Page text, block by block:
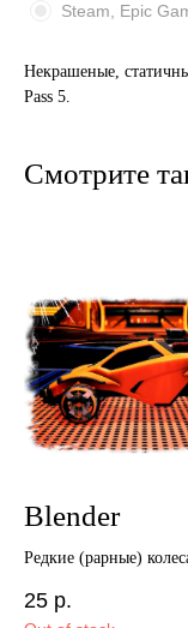
Steam, Epic
Некрашеные,
Pass 5.
Смотрите
Blender
Редкие (рарные)
25 р.